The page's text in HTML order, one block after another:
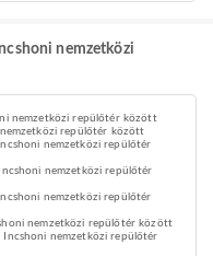
nemzetközi
nemzetközi repülőtér között
repülőtér között
nemzetközi repülőtér
nemzetközi repülőtér
nemzetközi repülőtér
nemzetközi repülőtér között
Incshoni nemzetközi repülőtér